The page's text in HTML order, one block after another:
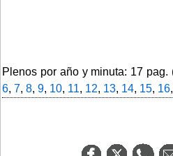
Plenos por año y minuta: 17 pag.
6, 7, 8, 9, 10, 11, 12, 13, 14, 15, 16,